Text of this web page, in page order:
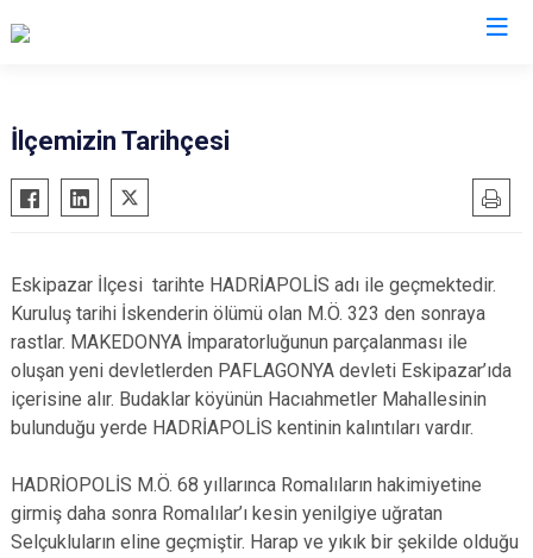
Eflani
Eskipazar
Safranbolu
Yenice
İlçemizin Tarihçesi
Eskipazar İlçesi tarihte HADRİAPOLİS adı ile geçmektedir.
Kuruluş tarihi İskenderin ölümü olan M.Ö. 323 den sonraya
rastlar. MAKEDONYA İmparatorluğunun parçalanması ile
oluşan yeni devletlerden PAFLAGONYA devleti Eskipazar’ıda
içerisine alır. Budaklar köyünün Hacıahmetler Mahallesinin
bulunduğu yerde HADRİAPOLİS kentinin kalıntıları vardır.
HADRİOPOLİS M.Ö. 68 yıllarınca Romalıların hakimiyetine
girmiş daha sonra Romalılar’ı kesin yenilgiye uğratan
Selçukluların eline geçmiştir. Harap ve yıkık bir şekilde olduğu